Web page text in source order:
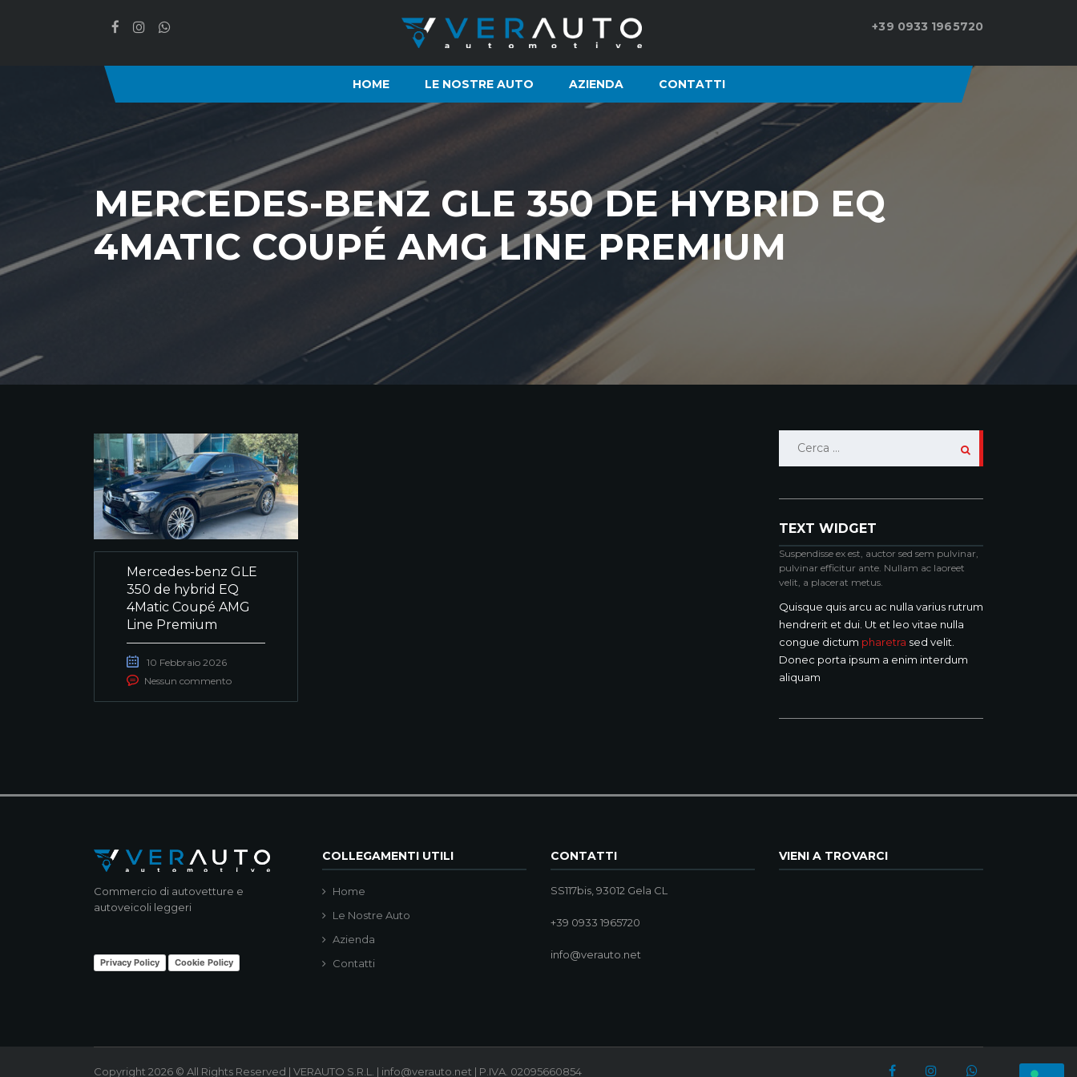
+39 0933 1965720
HOME LE NOSTRE AUTO AZIENDA CONTATTI
MERCEDES-BENZ GLE 350 DE HYBRID EQ
4MATIC COUPÉ AMG LINE PREMIUM
Mercedes-benz GLE
350 de hybrid EQ
4Matic Coupé AMG
Line Premium
10 Febbraio 2026
Nessun commento
per:
TEXT WIDGET
Suspendisse ex est, auctor sed sem pulvinar,
pulvinar efficitur ante. Nullam ac laoreet
velit, a placerat metus.
Quisque quis arcu ac nulla varius rutrum
hendrerit et dui. Ut et leo vitae nulla
congue dictum pharetra sed velit.
Donec porta ipsum a enim interdum
aliquam
Commercio di autovetture e
autoveicoli leggeri
Privacy Policy Cookie Policy
COLLEGAMENTI UTILI
Home
Le Nostre Auto
Azienda
Contatti
CONTATTI
SS117bis, 93012 Gela CL
+39 0933 1965720
info@verauto.net
VIENI A TROVARCI
Copyright 2026 © All Rights Reserved | VERAUTO S.R.L. | info@verauto.net | P.IVA. 02095660854